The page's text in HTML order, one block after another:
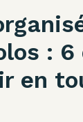
: 6
en